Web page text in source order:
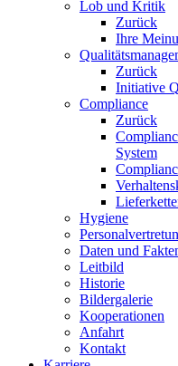
Lob und Kritik
Zurück
Ihre
Zurück
Initiative
Compliance
Zurück
System
Hygiene
Daten und
Leitbild
Historie
Bildergalerie
Kooperationen
Anfahrt
Kontakt